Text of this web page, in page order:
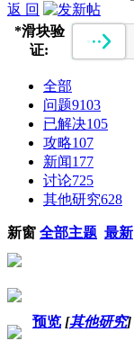
返 回
*滑块验
证:
全部
问题9103
已解决105
攻略107
新闻177
讨论725
其他研究628
新窗 全部主题 最新
预览 [其他研究]